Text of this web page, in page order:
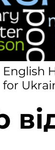
English
for